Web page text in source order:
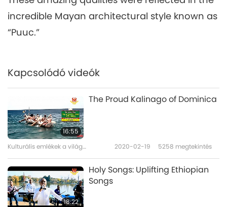
incredible Mayan architectural style known as
“Puuc.”
Kapcsolódó videók
16:55
The Proud Kalinago of Dominica
Kulturális emlékek a világ
2020-02-19 5258 megtekintés
18:22
Holy Songs: Uplifting Ethiopian
Songs